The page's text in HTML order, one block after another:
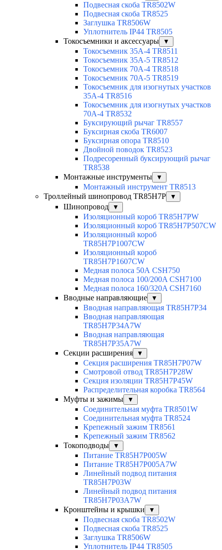
Подвесная скоба TR8502W
Подвесная скоба TR8525
Заглушка TR8506W
Уплотнитель IP44 TR8505
Токосъемники и аксессуары
▼
Токосъемник 35А-4 TR8511
Токосъемник 35А-5 TR8512
Токосъемник 70А-4 TR8518
Токосъемник 70А-5 TR8519
Токосъемник для изогнутых участков
35А-4 TR8516
Токосъемник для изогнутых участков
70А-4 TR8532
Буксирующий рычаг TR8557
Буксирная скоба TR6007
Буксирная опора TR8510
Двойной поводок TR8523
Подресоренный буксирующий рычаг
TR8538
Монтажные инструменты
▼
Монтажный инструмент TR8513
Троллейный шинопровод TR85H7P
▼
Шинопровод ▼
Изоляционный короб TR85H7PW
Изоляционный короб TR85H7P507CW
Изоляционный короб
TR85H7P1007CW
Изоляционный короб
TR85H7P1607CW
Медная полоса 50А CSH750
Медная полоса 100/200A CSH7100
Медная полоса 160/320A CSH7160
Вводные направляющие
▼
Вводная направляющая TR85H7P34
Вводная направляющая
TR85H7P34A7W
Вводная направляющая
TR85H7P35A7W
Секции расширения
▼
Секция расширения TR85H7P07W
Смотровой отвод TR85H7P28W
Секция изоляции TR85H7P45W
Распределительная коробка TR8564
Муфты и зажимы
▼
Соединительная муфта TR8501W
Соединительная муфта TR8524
Крепежный зажим TR8561
Крепежный зажим TR8562
Токоподводы
▼
Питание TR85H7P005W
Питание TR85H7P005A7W
Линейный подвод питания
TR85H7P03W
Линейный подвод питания
TR85H7P03A7W
Кронштейны и крышки
▼
Подвесная скоба TR8502W
Подвесная скоба TR8525
Заглушка TR8506W
Уплотнитель IP44 TR8505